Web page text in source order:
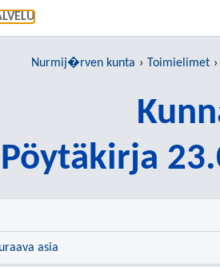
Nurmij�rven kunta Toimielimet
Pöytäkirja
asia